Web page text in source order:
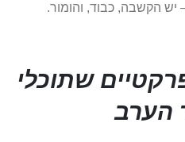
– יש הקשבה, כבוד, והומור.
פרקטיים שתוכלי
הערב